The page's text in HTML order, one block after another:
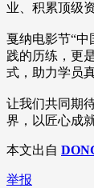
业、积累顶级
戛纳电影节“
践的历练，更
式，助力学员
让我们共同期
界，以匠心成
本文出自
举报